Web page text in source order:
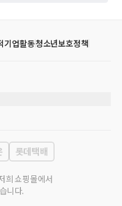
기업활동청소년보호정책
롯데택배
희 쇼핑몰에서
니다.